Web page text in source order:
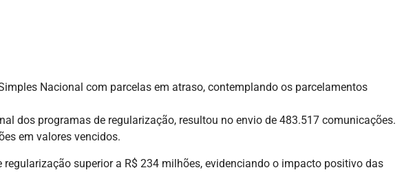
Nacional com parcelas em atraso, contemplando os parcelamentos
dos programas de regularização, resultou no envio de 483.517 comunicações.
em valores vencidos.
superior a R$ 234 milhões, evidenciando o impacto positivo das